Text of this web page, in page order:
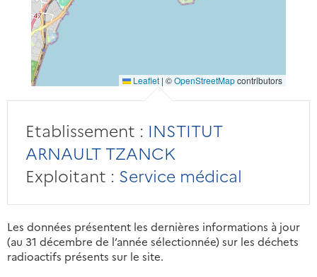
Leaflet | ©OpenStreetMapcontributors
Etablissement : INSTITUT
ARNAULT TZANCK
Exploitant : Service médical
Les données présentent les dernières informations à jour
(au 31 décembre de l’année sélectionnée) sur les déchets
radioactifs présents sur le site.